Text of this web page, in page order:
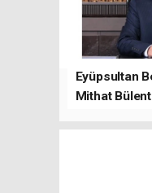
Eyüpsultan
Mithat